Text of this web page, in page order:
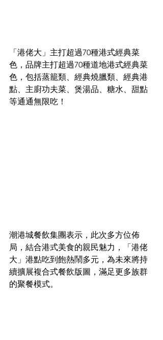
「港佬大」主打超過70種港式經典菜
色，品牌主打超過70種道地港式經典菜
色，包括蒸籠類、經典燒臘類、經典港
點、主廚功夫菜、煲湯品、糖水、甜點
等通通無限吃！
潮港城餐飲集團表示，此次多方位佈
局，結合港式美食的親民魅力，「港佬
大」港點吃到飽熱鬧多元，為未來將持
續擴展複合式餐飲版圖，滿足更多族群
的聚餐模式。